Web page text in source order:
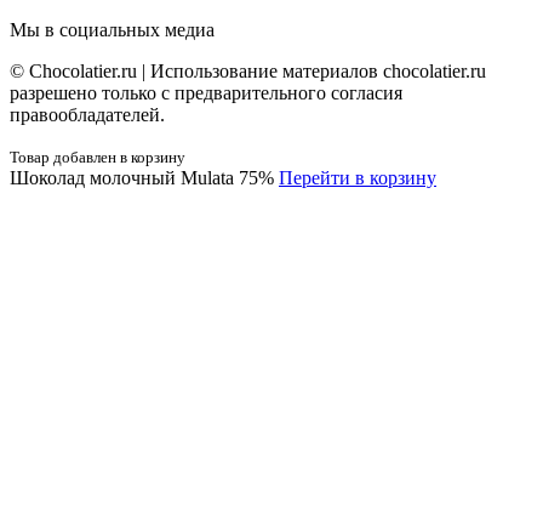
Мы в социальных медиа
© Сhocolatier.ru | Использование материалов chocolatier.ru
разрешено только с предварительного согласия
правообладателей.
Товар добавлен в корзину
Шоколад молочный Mulata 75% Перейти в корзину